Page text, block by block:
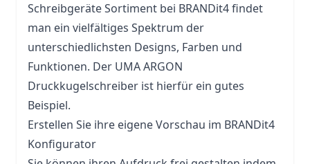
Schreibgeräte Sortiment bei BRANDit4 findet
man ein vielfältiges Spektrum der
unterschiedlichsten Designs, Farben und
Funktionen. Der UMA ARGON
Druckkugelschreiber ist hierfür ein gutes
Beispiel.
Erstellen Sie ihre eigene Vorschau im BRANDit4
Konfigurator